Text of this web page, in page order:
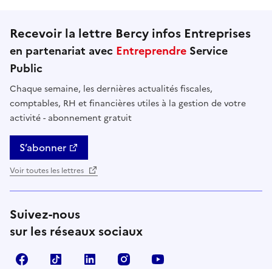
Recevoir la lettre Bercy infos Entreprises
en partenariat avec Entreprendre Service
Public
Chaque semaine, les dernières actualités fiscales,
comptables, RH et financières utiles à la gestion de votre
activité - abonnement gratuit
S’abonner
Voir toutes les lettres
Suivez-nous
sur les réseaux sociaux
FacebookTikTok Linkedin Instagram